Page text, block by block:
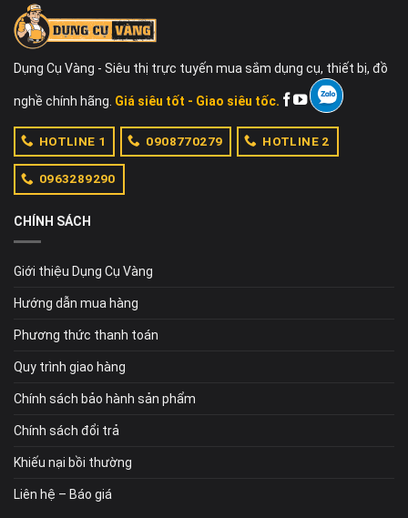
Dụng Cụ Vàng - Siêu thị trực tuyến mua sắm dụng cụ, thiết bị, đồ
nghề chính hãng. Giá siêu tốt - Giao siêu tốc.
HOTLINE 1 0908770279 HOTLINE 2
0963289290
CHÍNH SÁCH
Giới thiệu Dụng Cụ Vàng
Hướng dẫn mua hàng
Phương thức thanh toán
Quy trình giao hàng
Chính sách bảo hành sản phẩm
Chính sách đổi trả
Khiếu nại bồi thường
Liên hệ – Báo giá